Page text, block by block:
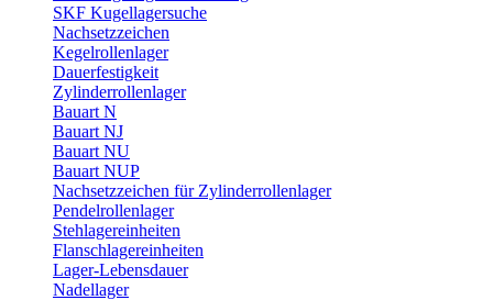
SKF Kugellagersuche
Nachsetzzeichen
Kegelrollenlager
Dauerfestigkeit
Zylinderrollenlager
Bauart N
Bauart NJ
Bauart NU
Bauart NUP
Nachsetzzeichen für Zylinderrollenlager
Pendelrollenlager
Stehlagereinheiten
Flanschlagereinheiten
Lager-Lebensdauer
Nadellager